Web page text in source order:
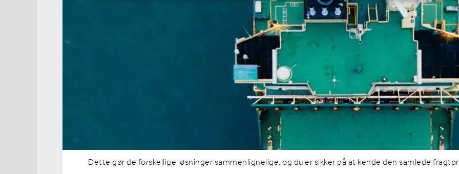
Dette gør de forskellige løsninger sammenlignelige, og du er sikker på at kende den samlede